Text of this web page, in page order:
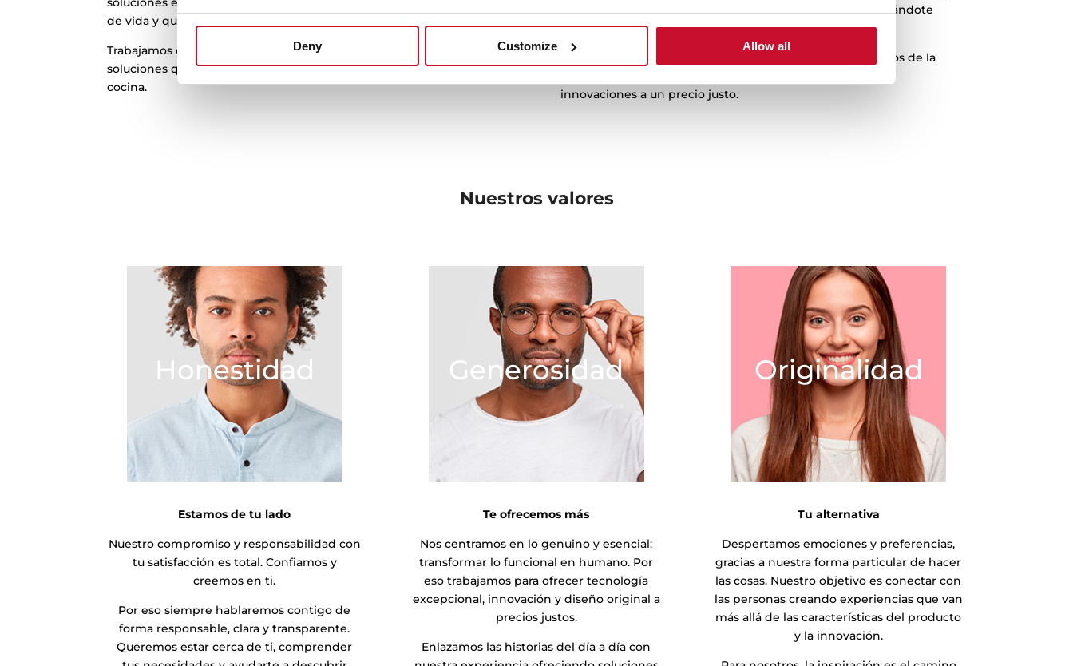
Deny Customize Allow all
de vida y que estén en armonía con tu hogar.
Trabajamos cada día para entender tus necesidades y aportar nuevas
soluciones que te ayuden a descubrir nuevas posibilidades en la
cocina.
ayudándote a resolver tus problemas del día a día y facilitándote
cualquier ayuda que esté en nuestra mano.
Desde nuestros comienzos, hemos apostado por productos de la
innovaciones a un precio justo.
Nuestros valores
Honestidad
Estamos de tu lado
Nuestro compromiso y responsabilidad con
tu satisfacción es total. Confiamos y
creemos en ti.
Por eso siempre hablaremos contigo de
forma responsable, clara y transparente.
Queremos estar cerca de ti, comprender
Generosidad
Te ofrecemos más
Nos centramos en lo genuino y esencial:
transformar lo funcional en humano. Por
eso trabajamos para ofrecer tecnología
excepcional, innovación y diseño original a
precios justos.
Enlazamos las historias del día a día con
Originalidad
Tu alternativa
Despertamos emociones y preferencias,
gracias a nuestra forma particular de hacer
las cosas. Nuestro objetivo es conectar con
las personas creando experiencias que van
más allá de las características del producto
y la innovación.